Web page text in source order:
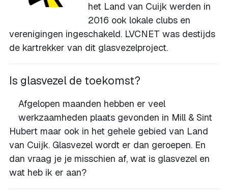
het Land van Cuijk werden in
2016 ook lokale clubs en
verenigingen ingeschakeld. LVCNET was destijds
de kartrekker van dit glasvezelproject.
Is glasvezel de toekomst?
Afgelopen maanden hebben er veel
werkzaamheden plaats gevonden in Mill & Sint
Hubert maar ook in het gehele gebied van Land
van Cuijk. Glasvezel wordt er dan geroepen. En
dan vraag je je misschien af, wat is glasvezel en
wat heb ik er aan?